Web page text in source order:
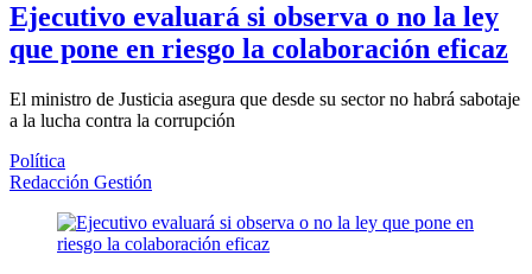
Ejecutivo evaluará si observa o no la ley
que pone en riesgo la colaboración eficaz
El ministro de Justicia asegura que desde su sector no habrá sabotaje
a la lucha contra la corrupción
Política
Redacción Gestión